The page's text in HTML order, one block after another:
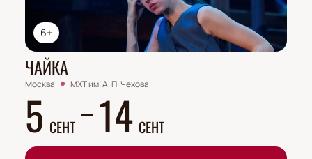
6+
ЧАЙКА
Москва МХТ им. А. П. Чехова
5 СЕНТ 14 СЕНТ